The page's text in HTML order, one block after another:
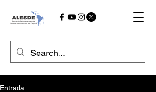
Entrada